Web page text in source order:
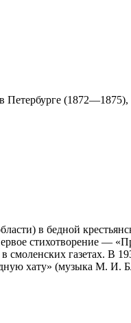
(1872—1875),
в бедной
стихотворение —
газетах. В
хату» (музыка М. И.